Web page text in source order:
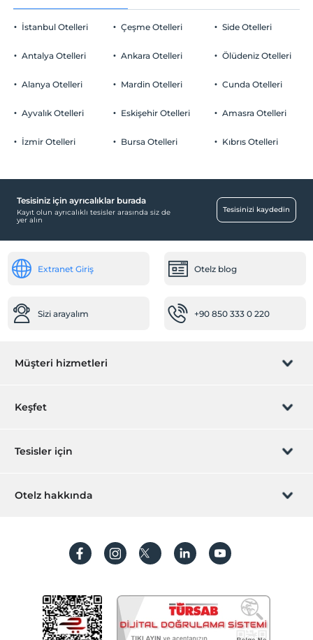
İstanbul Otelleri
Antalya Otelleri
Alanya Otelleri
Ayvalık Otelleri
İzmir Otelleri
Çeşme Otelleri
Ankara Otelleri
Mardin Otelleri
Eskişehir Otelleri
Bursa Otelleri
Side Otelleri
Ölüdeniz Otelleri
Cunda Otelleri
Amasra Otelleri
Kıbrıs Otelleri
Tesisiniz için ayrıcalıklar burada
Kayıt olun ayrıcalıklı tesisler arasında siz de
yer alın
Tesisinizi kaydedin
Extranet Giriş Otelz blog
Sizi arayalım +90 850 333 0 220
Müşteri hizmetleri
Rezervasyon yönet
Sıkça sorulan sorular
İşlem rehberi
Keşfet
Hediye Kart
Hesap oluştur
Tesisler için
Hemen tesisinizi ekleyin
Otelz hakkında
Koşullar ve şartlar